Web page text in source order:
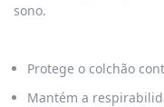
sono.
Protege o colchão
Mantém a